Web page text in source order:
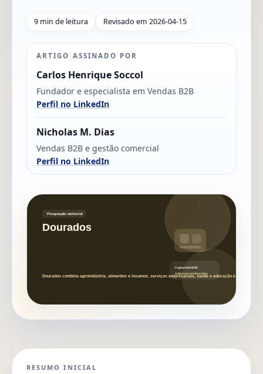
9 min de leitura Revisado em 2026-04-15
ARTIGO ASSINADO POR
Carlos Henrique Soccol
Fundador e especialista em Vendas B2B
Perfil no LinkedIn
Nicholas M. Dias
Vendas B2B e gestão comercial
Perfil no LinkedIn
RESUMO INICIAL